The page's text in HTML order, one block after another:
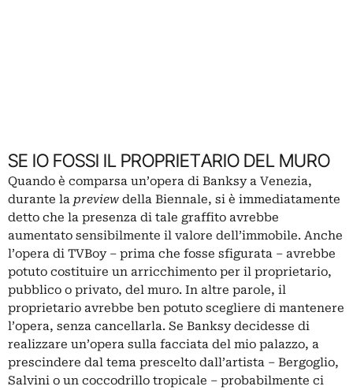
SE IO FOSSI IL PROPRIETARIO DEL MURO
Quando è comparsa un’opera di Banksy a Venezia,
durante la preview della Biennale, si è immediatamente
detto che la presenza di tale graffito avrebbe
aumentato sensibilmente il valore dell’immobile. Anche
l’opera di TVBoy – prima che fosse sfigurata – avrebbe
potuto costituire un arricchimento per il proprietario,
pubblico o privato, del muro. In altre parole, il
proprietario avrebbe ben potuto scegliere di mantenere
l’opera, senza cancellarla. Se Banksy decidesse di
realizzare un’opera sulla facciata del mio palazzo, a
prescindere dal tema prescelto dall’artista – Bergoglio,
Salvini o un coccodrillo tropicale – probabilmente ci